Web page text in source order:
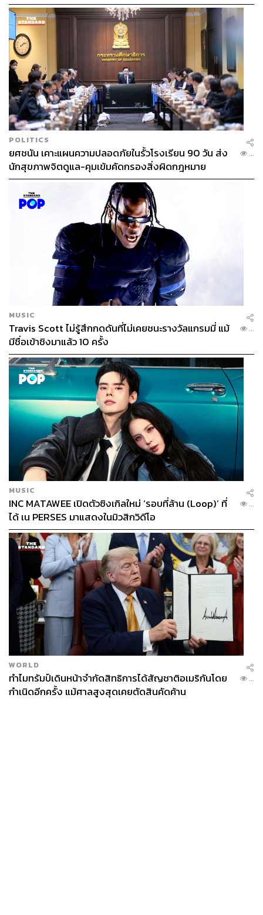
POLITICS
ยศชนัน เคาะแผนความปลอดภัยในรั้วโรงเรียน 90 วัน ส่ง
นักสุขภาพจิตดูแล-คุมเข้มคัดกรองสิ่งผิดกฎหมาย
...
MUSIC
Travis Scott ไม่รู้สึกกดดันที่ไม่เคยชนะรางวัลแกรมมี่ แม้
มีชื่อเข้าชิงมาแล้ว 10 ครั้ง
...
MUSIC
INC MATAWEE เปิดตัวซิงเกิลใหม่ ‘รอบที่ล้าน (Loop)’ ที่
ได้ เน PERSES มาแสดงในมิวสิกวิดีโอ
...
WORLD
ทำไมทรัมป์เดินหน้าจำกัดสิทธิการได้สัญชาติอเมริกันโดย
กำเนิดอีกครั้ง แม้ศาลสูงสุดเคยตัดสินคัดค้าน
...